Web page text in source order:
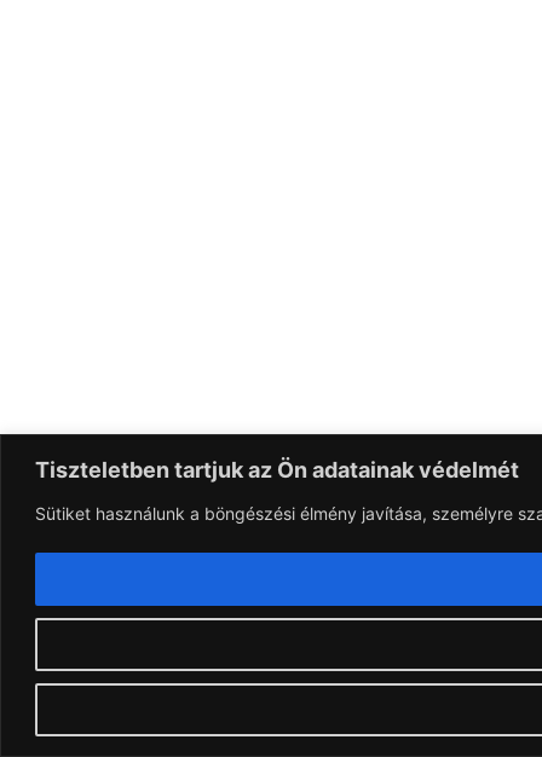
Tiszteletben tartjuk az Ön adatainak védelmét
Sütiket használunk a böngészési élmény javítása, személyre